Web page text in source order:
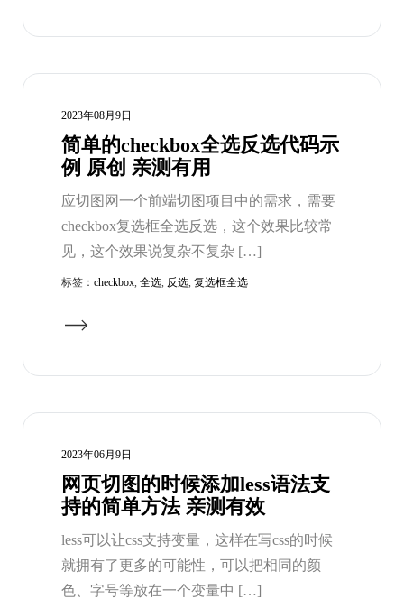
2023年08月9日
简单的checkbox全选反选代码示
例 原创 亲测有用
应切图网一个前端切图项目中的需求，需要
checkbox复选框全选反选，这个效果比较常
见，这个效果说复杂不复杂 […]
标签： checkbox, 全选, 反选, 复选框全选
2023年06月9日
网页切图的时候添加less语法支
持的简单方法 亲测有效
less可以让css支持变量，这样在写css的时候
就拥有了更多的可能性，可以把相同的颜
色、字号等放在一个变量中 […]